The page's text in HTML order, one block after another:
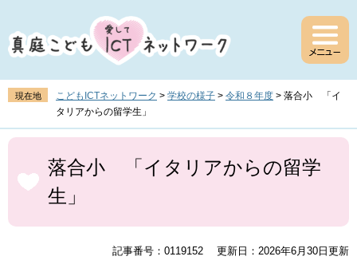
ジ
の
頭
す
。
ュ
ー
飛
し
て
現在地 こどもICTネットワーク > 学校の様子 > 令和８年度 > 落合小 「イ
タリアからの留学生」
本
落合小 「イタリアからの留学
生」
記事番号：0119152 更新日：2026年6月30日更新